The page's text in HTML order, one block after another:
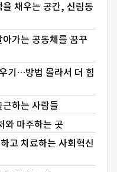
채우는 공간, 신림동
가는 공동체를 꿈꾸
기…방법 몰라서 더 힘
하는 사람들
와 마주하는 곳
고 치료하는 사회혁신